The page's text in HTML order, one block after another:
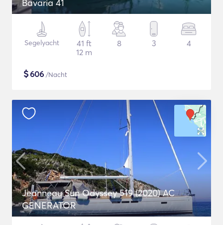
Bavaria 41
Segelyacht
41 ft
12 m
8 3 4
$606 /Nacht
Jeanneau Sun Odyssey 519 (2020) AC
GENERATOR